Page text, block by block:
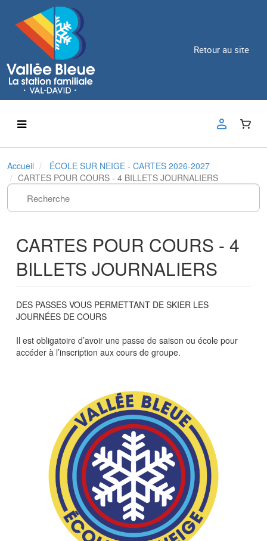
Retour au site
Accueil
ÉCOLE SUR NEIGE - CARTES 2026-2027
CARTES POUR COURS - 4 BILLETS JOURNALIERS
CARTES POUR COURS - 4
BILLETS JOURNALIERS
DES PASSES VOUS PERMETTANT DE SKIER LES
JOURNÉES DE COURS
Il est obligatoire d’avoir une passe de saison ou école pour
accéder à l’inscription aux cours de groupe.